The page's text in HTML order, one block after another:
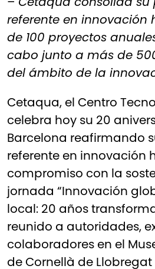
referente en innovación
de 100 proyectos
cabo junto a más de
del ámbito de la
Cetaqua, el Centro
celebra hoy su 20
Barcelona reafirmando
referente en innovación
compromiso con la
jornada “Innovación
local: 20 años
reunido a autoridades,
colaboradores en el
de Cornellà de